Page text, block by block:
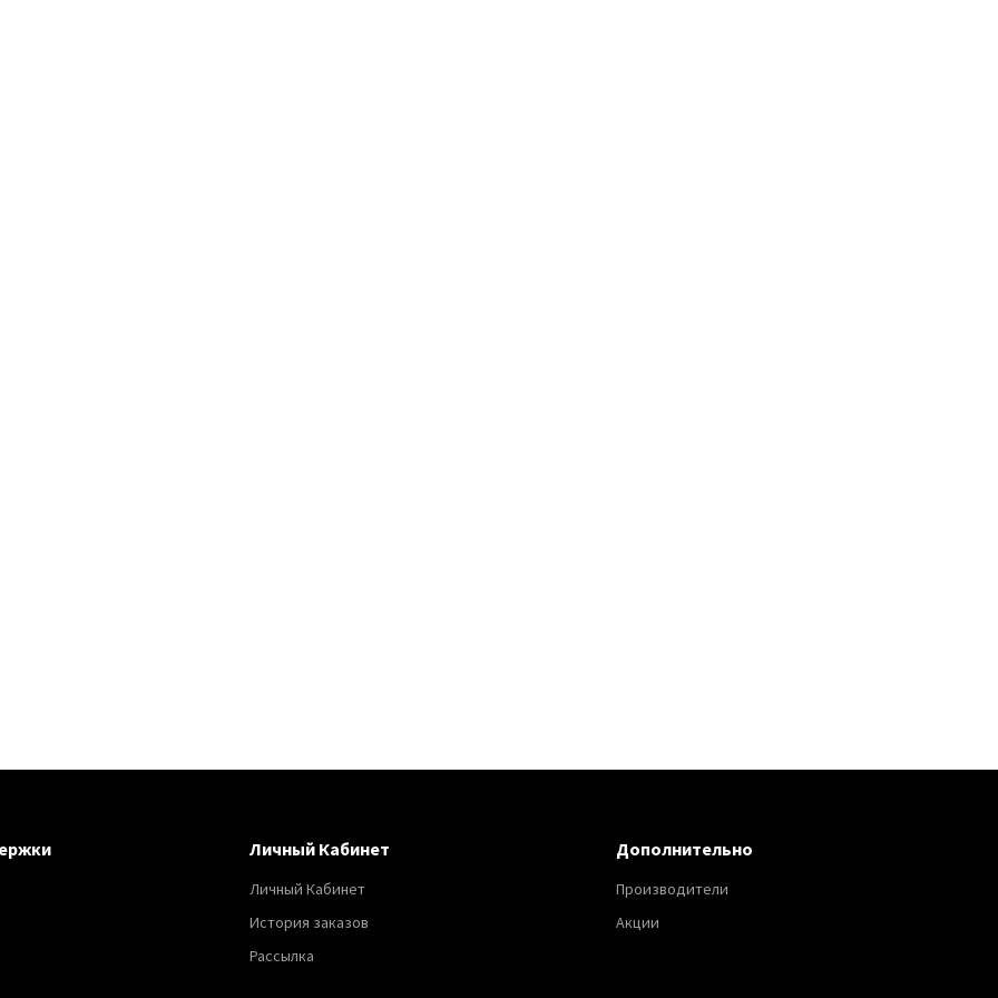
Личный Кабинет
Личный Кабинет
История заказов
Рассылка
Дополнительно
Производители
Акции